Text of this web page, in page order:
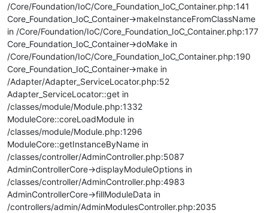
/Core/Foundation/IoC/Core_Foundation_IoC_Container.php:141
Core_Foundation_IoC_Container->makeInstanceFromClassName
in /Core/Foundation/IoC/Core_Foundation_IoC_Container.php:177
Core_Foundation_IoC_Container->doMake in
/Core/Foundation/IoC/Core_Foundation_IoC_Container.php:190
Core_Foundation_IoC_Container->make in
/Adapter/Adapter_ServiceLocator.php:52
Adapter_ServiceLocator::get in
/classes/module/Module.php:1332
ModuleCore::coreLoadModule in
/classes/module/Module.php:1296
ModuleCore::getInstanceByName in
/classes/controller/AdminController.php:5087
AdminControllerCore->displayModuleOptions in
/classes/controller/AdminController.php:4983
AdminControllerCore->fillModuleData in
/controllers/admin/AdminModulesController.php:2035